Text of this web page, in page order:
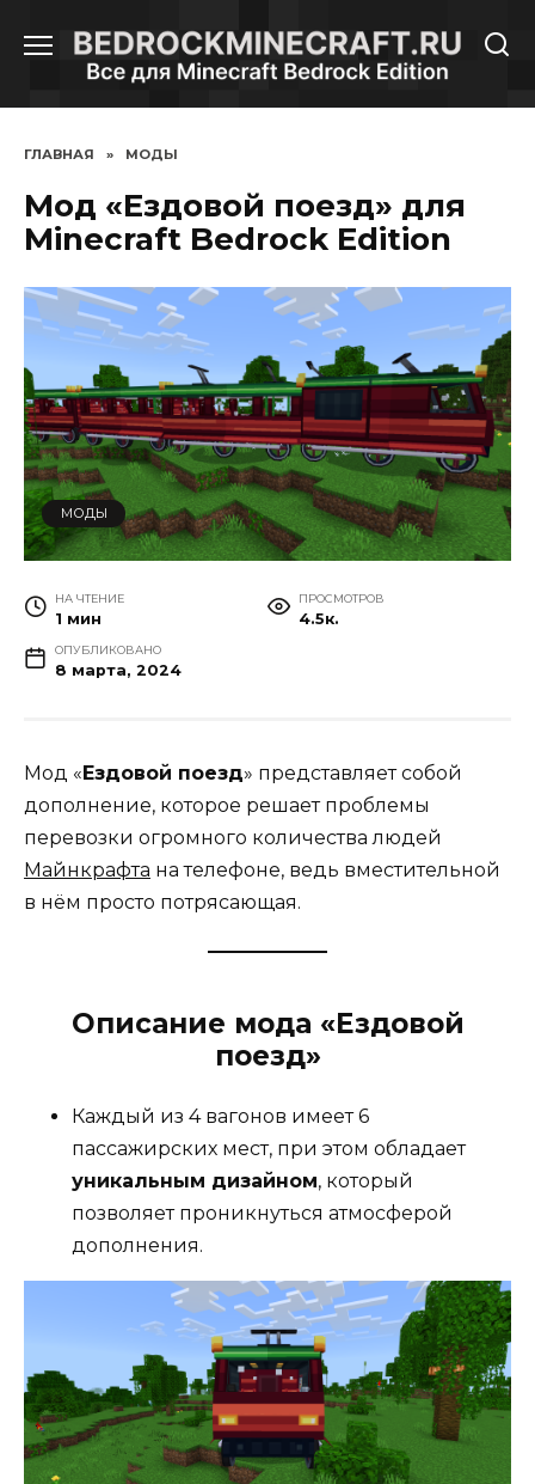
содержанию
ГЛАВНАЯ » МОДЫ
Мод «Ездовой поезд» для
Minecraft Bedrock Edition
МОДЫ
НА ЧТЕНИЕ
1 мин
ПРОСМОТРОВ
4.5к.
ОПУБЛИКОВАНО
8 марта, 2024
Мод «Ездовой поезд» представляет собой
дополнение, которое решает проблемы
перевозки огромного количества людей
Майнкрафта на телефоне, ведь вместительной
в нём просто потрясающая.
Описание мода «Ездовой
поезд»
Каждый из 4 вагонов имеет 6
пассажирских мест, при этом обладает
уникальным дизайном, который
позволяет проникнуться атмосферой
дополнения.